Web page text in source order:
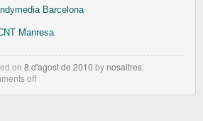
Indymedia Barcelona
Manresa
on 8 d'agost de 2010 by nosaltres
off